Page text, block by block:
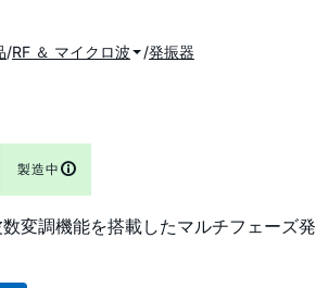
RF ＆ マイクロ波
発振器
製造中
変調機能を搭載したマルチフェーズ発